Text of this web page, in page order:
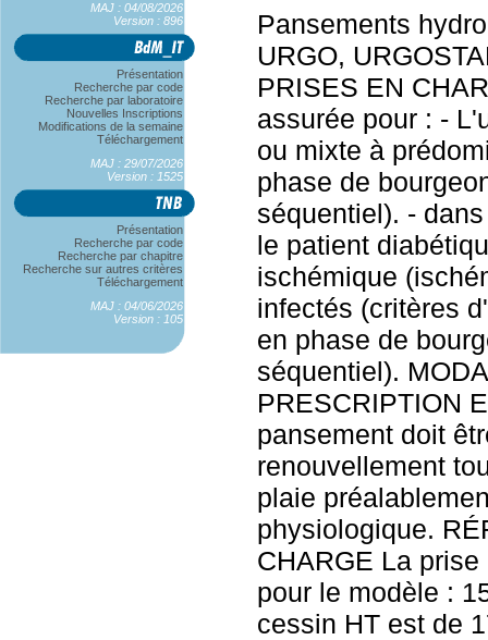
MAJ : 04/08/2026
Version : 896
Présentation
Recherche par code
Recherche par laboratoire
Nouvelles Inscriptions
Modifications de la semaine
Téléchargement
MAJ : 29/07/2026
Version : 1525
Présentation
Recherche par code
Recherche par chapitre
Recherche sur autres critères
Téléchargement
MAJ : 04/06/2026
Version : 105
Pansements
URGO,
PRISES EN
assurée pour : -
ou mixte à
phase de
séquentiel). -
le patient
ischémique
infectés (critères
en phase de
séquentiel).
PRESCRIPTION
pansement doit
renouvellement
plaie
physiologique.
CHARGE La
pour le modèle :
cessin HT est de